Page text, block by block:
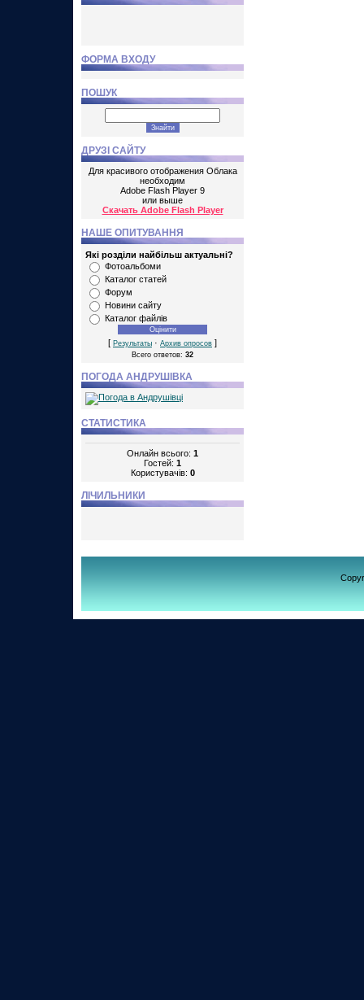
ФОРМА ВХОДУ
ПОШУК
ДРУЗІ САЙТУ
Для красивого отображения Облака
необходим
Adobe Flash Player 9
или выше
Скачать Adobe Flash Player
НАШЕ ОПИТУВАННЯ
Які розділи найбільш актуальні?
Фотоальбоми
Каталог статей
Форум
Новини сайту
Каталог файлів
[ Результаты · Архив опросов ]
Всего ответов: 32
ПОГОДА АНДРУШІВКА
СТАТИСТИКА
Онлайн всього: 1
Гостей: 1
Користувачів: 0
ЛІЧИЛЬНИКИ